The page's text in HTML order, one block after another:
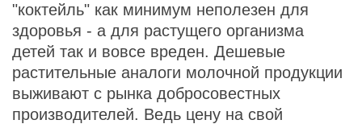
"коктейль" как минимум неполезен для
здоровья - а для растущего организма
детей так и вовсе вреден. Дешевые
растительные аналоги молочной продукции
выживают с рынка добросовестных
производителей. Ведь цену на свой